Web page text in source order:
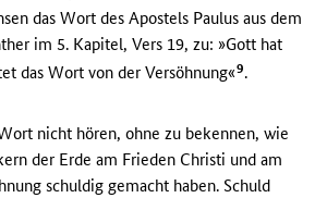
das Wort des Apostels Paulus aus dem
im 5. Kapitel, Vers 19, zu: »Gott hat
das Wort von der Versöhnung«9.
nicht hören, ohne zu bekennen, wie
der Erde am Frieden Christi und am
schuldig gemacht haben. Schuld